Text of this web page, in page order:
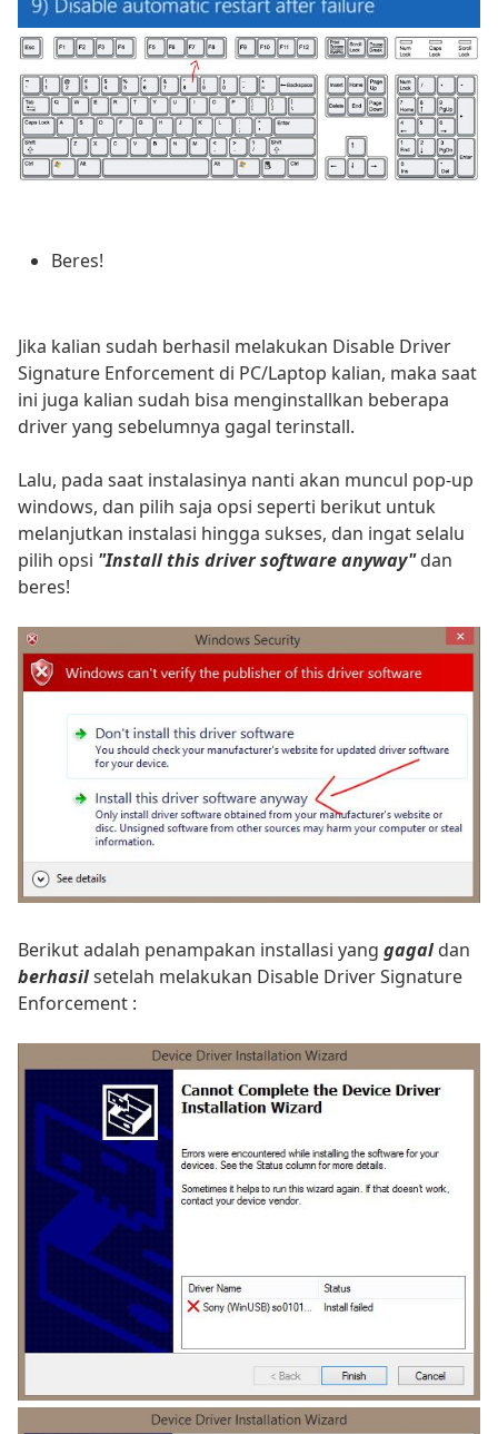
Beres!
Jika kalian sudah berhasil melakukan Disable Driver
Signature Enforcement di PC/Laptop kalian, maka saat
ini juga kalian sudah bisa menginstallkan beberapa
driver yang sebelumnya gagal terinstall.
Lalu, pada saat instalasinya nanti akan muncul pop-up
windows, dan pilih saja opsi seperti berikut untuk
melanjutkan instalasi hingga sukses, dan ingat selalu
pilih opsi "Install this driver software anyway"dan
beres!
Berikut adalah penampakan installasi yang gagal dan
berhasilsetelah melakukan Disable Driver Signature
Enforcement :